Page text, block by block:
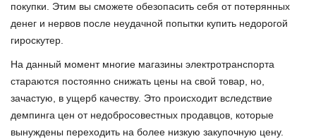
покупки. Этим вы сможете обезопасить себя от потерянных
денег и нервов после неудачной попытки купить недорогой
гироскутер.
На данный момент многие магазины электротранспорта
стараются постоянно снижать цены на свой товар, но,
зачастую, в ущерб качеству. Это происходит вследствие
демпинга цен от недобросовестных продавцов, которые
вынуждены переходить на более низкую закупочную цену.